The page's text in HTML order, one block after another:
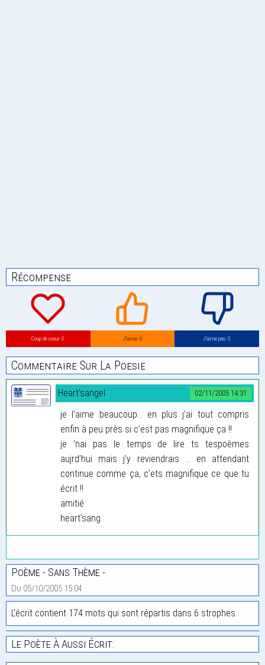
Récompense
Coup de coeur: 0 J’aime: 0 J’aime pas: 0
Commentaire Sur La Poesie
02/11/2005 14:31
Heart'sangel
je l’aime beaucoup... en plus j’ai tout compris
enfin à peu près si c’est pas magnifique ça !!
je ’nai pas le temps de lire ts tespoèmes
aujrd’hui mais j’y reviendrais ... en attendant
continue comme ça, c’ets magnifique ce que tu
écrit !!
amitié
heart’sang
Poème - Sans Thème -
Du 05/10/2005 15:04
L'écrit contient 174 mots qui sont répartis dans 6 strophes.
Le Poète À Aussi Écrit: